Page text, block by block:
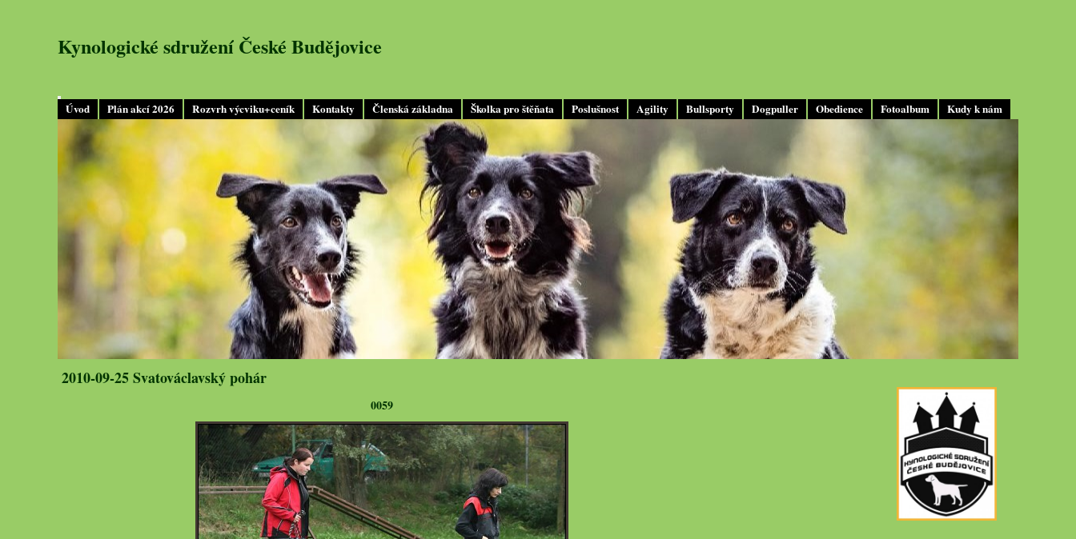
Úvod Plán akcí 2026 Rozvrh výcviku+ceník Kontakty Členská základna Školka pro štěňata Poslušnost Agility Bullsporty Dogpuller Obedience Fotoalbum Kudy k nám
Kynologické sdružení České Budějovice
2010-09-25 Svatováclavský pohár
0059